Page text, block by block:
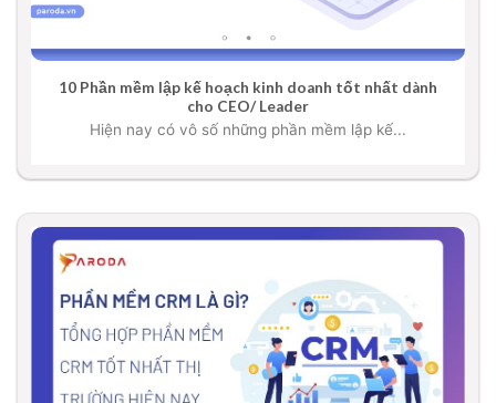
10 Phần mềm lập kế hoạch kinh doanh tốt nhất dành
cho CEO/ Leader
Hiện nay có vô số những phần mềm lập kế...